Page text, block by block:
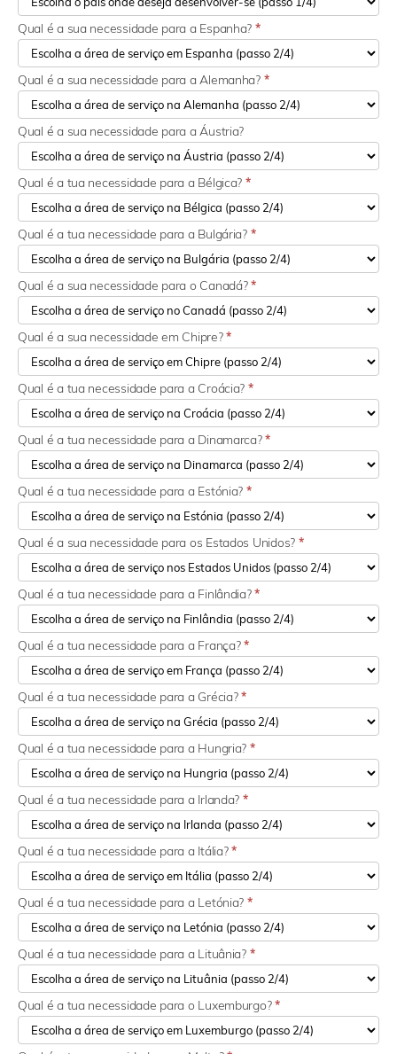
Qual é a sua necessidade para a Espanha? *
Qual é a sua necessidade para a Alemanha? *
Qual é a sua necessidade para a Áustria?
Qual é a tua necessidade para a Bélgica? *
Qual é a tua necessidade para a Bulgária? *
Qual é a sua necessidade para o Canadá?*
Qual é a sua necessidade em Chipre?*
Qual é a tua necessidade para a Croácia? *
Qual é a tua necessidade para a Dinamarca?*
Qual é a tua necessidade para a Estónia? *
Qual é a sua necessidade para os Estados Unidos? *
Qual é a tua necessidade para a Finlândia?*
Qual é a tua necessidade para a França?*
Qual é a tua necessidade para a Grécia?*
Qual é a tua necessidade para a Hungria? *
Qual é a tua necessidade para a Irlanda? *
Qual é a tua necessidade para a Itália?*
Qual é a tua necessidade para a Letónia? *
Qual é a tua necessidade para a Lituânia? *
Qual é a tua necessidade para o Luxemburgo?*